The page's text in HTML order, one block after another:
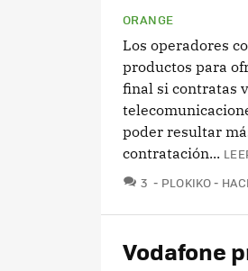
ORANGE
Los operadores
productos para
final si contratas
poder resultar
contratación...
3 COMENTARIOS
PLOKIKO
Vodafone